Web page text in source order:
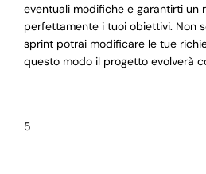
eventuali modifiche e garantirti un
perfettamente i tuoi obiettivi. Non
sprint potrai modificare le tue
questo modo il progetto evolverà
5